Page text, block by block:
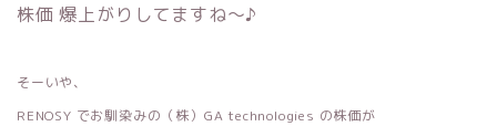
株価 爆上がりしてますね〜♪
そーいや、
RENOSY でお馴染みの （株）GA technologies の株価が